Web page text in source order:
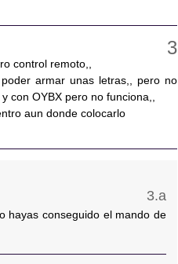
control remoto,,
armar unas letras,, pero no
con OYBX pero no funciona,,
aun donde colocarlo
hayas conseguido el mando de